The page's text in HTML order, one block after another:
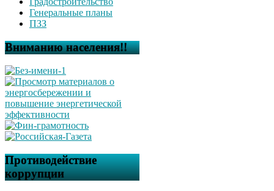
Генеральные планы
ПЗЗ
Вниманию населения!!
Противодействие
коррупции